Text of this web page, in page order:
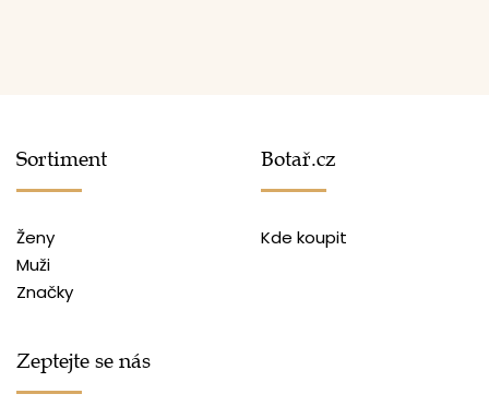
Sortiment
Ženy
Muži
Značky
Botař.cz
Kde koupit
Zeptejte se nás